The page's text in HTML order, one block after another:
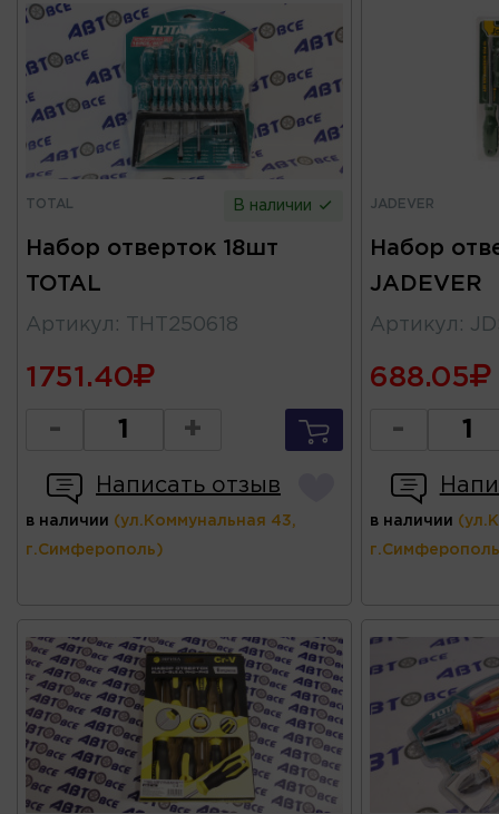
TOTAL В наличии
Набор отверток 18шт
TOTAL
Артикул : THT250618
1751.40
- +
Написать отзыв
в наличии (ул.Коммунальная 43,
г.Симферополь)
JADEVER
Набор
JADEVER
Артикул :
688.05
-
в наличии